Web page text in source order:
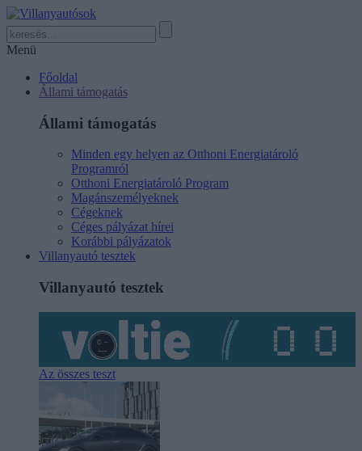
Menü
Főoldal
Állami támogatás
Állami támogatás
Minden egy helyen az Otthoni Energiatároló
Programról
Otthoni Energiatároló Program
Magánszemélyeknek
Cégeknek
Céges pályázat hírei
Korábbi pályázatok
Villanyautó tesztek
Villanyautó tesztek
Az összes teszt